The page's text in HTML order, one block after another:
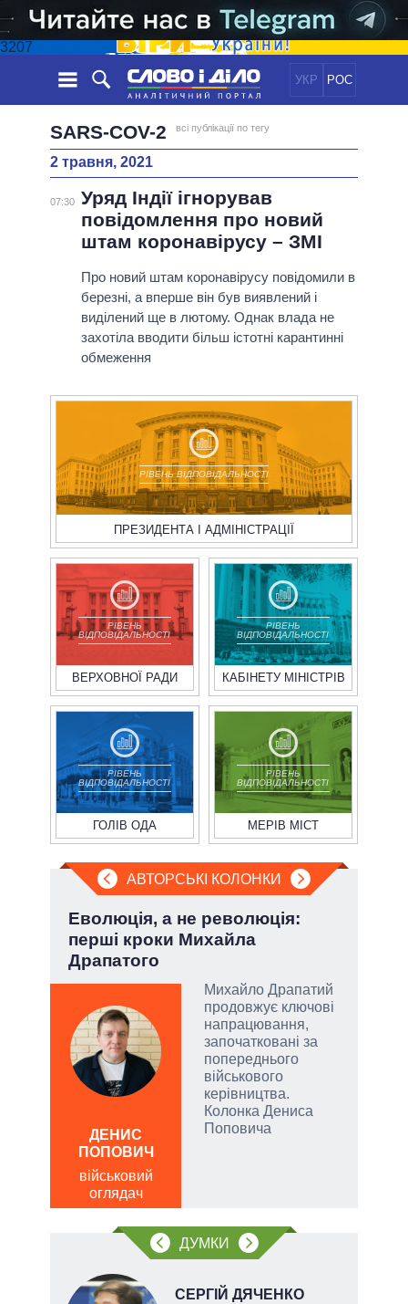
3207
УКР РОС
НОВИНИ
СТРІЧКА
ПОДІЇ
СТАТТІ
ДУМКИ
ОГЛЯДИ
ДАЙДЖЕСТИ
ЕКОНОМІКА
СУСПІЛЬСТВО
СВІТ
ПОЛIТИКИ
УСІ ПОЛІТИКИ
ПРЕЗИДЕНТ І ОФІС
ВЕРХОВНА РАДА
КАБІНЕТ МІНІСТРІВ
ГОЛОВИ ОБЛАДМІНІСТРАЦІЙ
ІНФОГРАФІКА
ВІДЕО
ПІДТРИМАТИ
SARS-COV-2 всі публікації по тегу
2 травня, 2021
07:30 Уряд Індії ігнорував
повідомлення про новий
штам коронавірусу – ЗМІ
Про новий штам коронавірусу повідомили в
березні, а вперше він був виявлений і
виділений ще в лютому. Однак влада не
захотіла вводити більш істотні карантинні
обмеження
РІВЕНЬ ВІДПОВІДАЛЬНОСТІ
ПРЕЗИДЕНТА І АДМІНІСТРАЦІЇ
РІВЕНЬ
ВІДПОВІДАЛЬНОСТІ
ВЕРХОВНОЇ РАДИ
РІВЕНЬ
ВІДПОВІДАЛЬНОСТІ
КАБІНЕТУ МІНІСТРІВ
РІВЕНЬ
ВІДПОВІДАЛЬНОСТІ
ГОЛІВ ОДА
РІВЕНЬ
ВІДПОВІДАЛЬНОСТІ
МЕРІВ МІСТ
АВТОРСЬКІ КОЛОНКИ
Еволюція, а не революція:
перші кроки Михайла
Драпатого
Михайло Драпатий
продовжує ключові
напрацювання,
започатковані за
попереднього
військового
керівництва.
Колонка Дениса
Поповича
ДЕНИС
ПОПОВИЧ
військовий
оглядач
ДУМКИ
СЕРГІЙ ДЯЧЕНКО